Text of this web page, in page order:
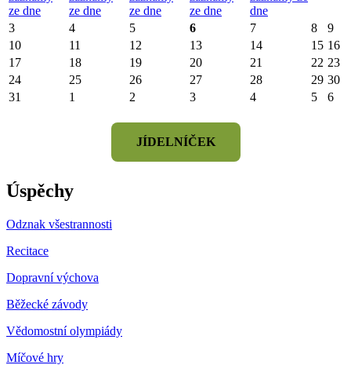
ze dne
ze dne
ze dne
ze dne
dne
3 4 5 6 7 8
9
10
11 12 13 14 15 16
17
18 19 20 21 22 23
24
25 26 27 28 29 30
31
1 2 3 4 5 6
JÍDELNÍČEK
Úspěchy
Odznak všestrannosti
Recitace
Dopravní výchova
Běžecké závody
Vědomostní olympiády
Míčové hry